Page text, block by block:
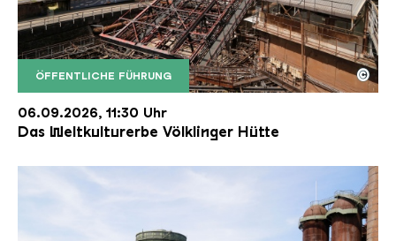
ÖFFENTLICHE FÜHRUNG
Der Erzschrägaufzug der Völklinger Hütte mit
Copyright: Weltkulturerbe Völklinger Hütte | Karl
©
06.09.2026, 11:30 Uhr
Das Weltkulturerbe Völklinger Hütte